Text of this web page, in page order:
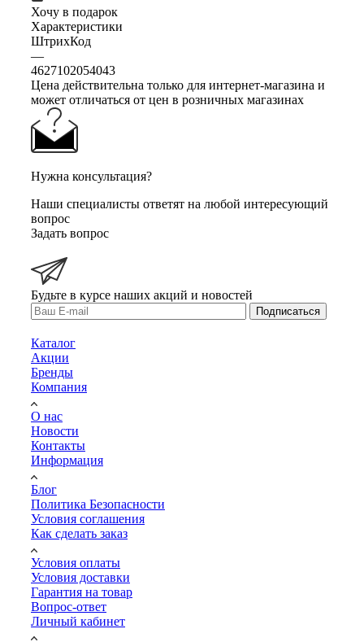
Хочу в подарок
Характеристики
ШтрихКод
—
4627102054043
Цена действительна только для интернет-магазина и
может отличаться от цен в розничных магазинах
Нужна консультация?
Наши специалисты ответят на любой интересующий
вопрос
Задать вопрос
Будьте в курсе наших акций и новостей
Подписаться
Каталог
Акции
Бренды
Компания
О нас
Новости
Контакты
Информация
Блог
Политика Безопасности
Условия соглашения
Как сделать заказ
Условия оплаты
Условия доставки
Гарантия на товар
Вопрос-ответ
Личный кабинет